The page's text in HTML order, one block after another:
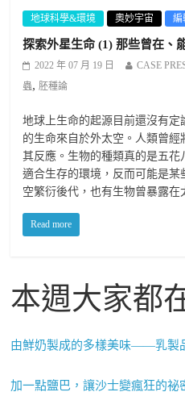
地球科學&環境 奧妙宇宙 編
探索外星生命 (1) 那些曾在、
2022 年 07 月 19 日 CASE
蟲,胚種論
地球上生命的起源目前還沒有
的生命來自於外太空。人類曾
其反應。生物的種類真的是五
適合生存的環境，反而可能是
空繁衍後代，也有生物曾暴露在
Read more
本週大家都
由鮮奶製成的多樣美味——乳製
加一點鹽巴，讓沙士變瘋狂的祕